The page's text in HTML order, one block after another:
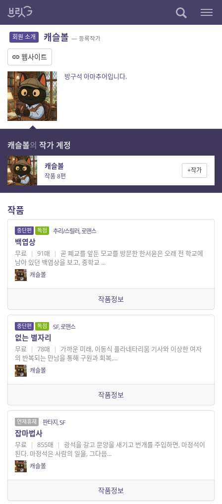
회원 소개 캐슬볼 — 등록작가
웹사이트
방구석 아마추어입니다.
캐슬볼의 작가 계정
캐슬볼
작품 8편
+작가
작품
중단편 독점 추리/스릴러, 로맨스
백엽상
무료 | 91매 | 곧 폐교를 앞둔 모교를 방문한 한서윤은 오래 전 학교에
남아 있던 백엽상을 보고, 중학교 ...
캐슬볼
작품정보
중단편 독점 SF, 로맨스
없는 별자리
무료 | 78매 |
가까운 미래, 이동식 플라네타리움 기사와 이상한 여자
의 반복되는 만남을 통해 구원과 회복,...
캐슬볼
작품정보
연재휴재 판타지, SF
잡마법사
무료 | 855매 | 광석을 갈고 문양을 새기고 번개를 주입하면, 마정석이
된다. 마정석은 사람의 일을, 그다음...
캐슬볼
작품정보